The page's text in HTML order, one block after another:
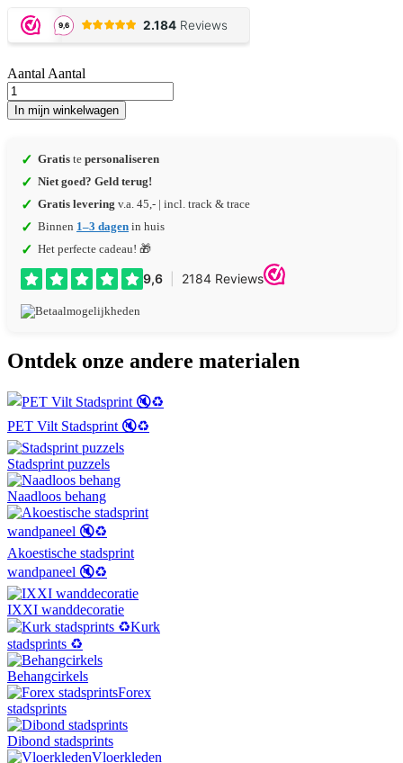
Aantal Aantal
In mijn winkelwagen
✓ Gratis te personaliseren
✓ Niet goed? Geld terug!
✓ Gratis levering v.a. 45,- | incl. track & trace
✓ Binnen 1–3 dagen in huis
✓ Het perfecte cadeau! 🎁
Ontdek onze andere materialen
PET Vilt Stadsprint 🔇♻️
Stadsprint puzzels
Naadloos behang
Akoestische stadsprint
wandpaneel 🔇♻️
IXXI wanddecoratie
Kurk
stadsprints ♻️
Behangcirkels
Forex
stadsprints
Dibond stadsprints
Vloerkleden